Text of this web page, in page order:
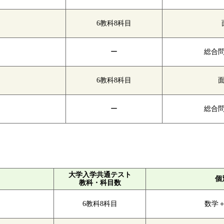
6教科8科目
ー 総合
6教科8科目
ー 総合
大学入学共通テスト
教科・科目数
個
6教科8科目 数学